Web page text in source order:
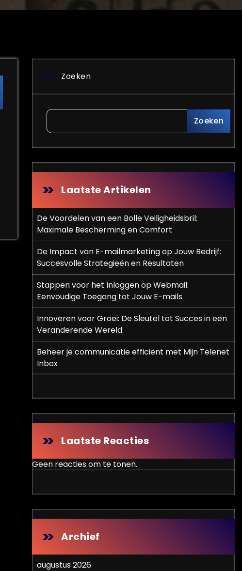
Zoeken
Zoeken
Laatste Artikelen
De Voordelen van een Bolle Veiligheidsbril:
Maximale Bescherming en Comfort
De Impact van E-mailmarketing op Jouw Bedrijf:
Succesvolle Strategieën en Resultaten
Stappen voor het Inloggen op Webmail:
Eenvoudige Toegang tot Jouw E-mails
Innoveren voor Groei: De Sleutel tot Succes in een
Veranderende Wereld
Beheer je communicatie efficiënt met Mijn Telenet
Inbox
Laatste Reacties
Geen reacties om te tonen.
Archief
augustus 2026